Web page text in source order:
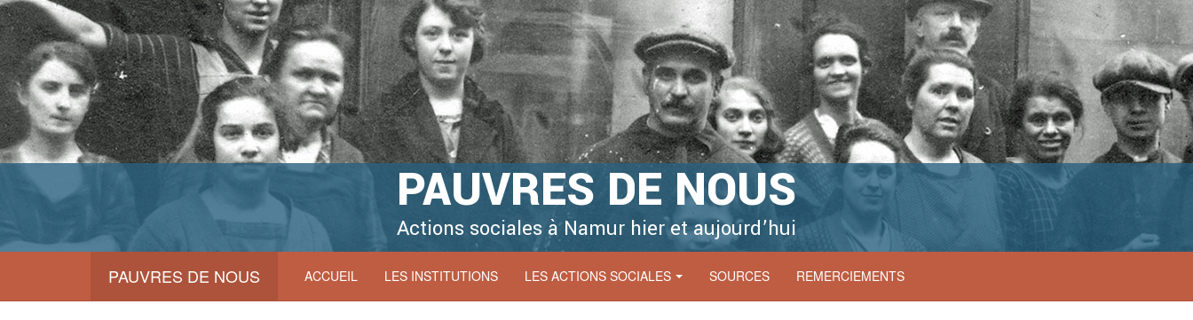
PAUVRES DE NOUS
Actions sociales à Namur hier et aujourd’hui
PAUVRES DE NOUS ACCUEIL LES INSTITUTIONS LES ACTIONS SOCIALES SOURCES REMERCIEMENTS